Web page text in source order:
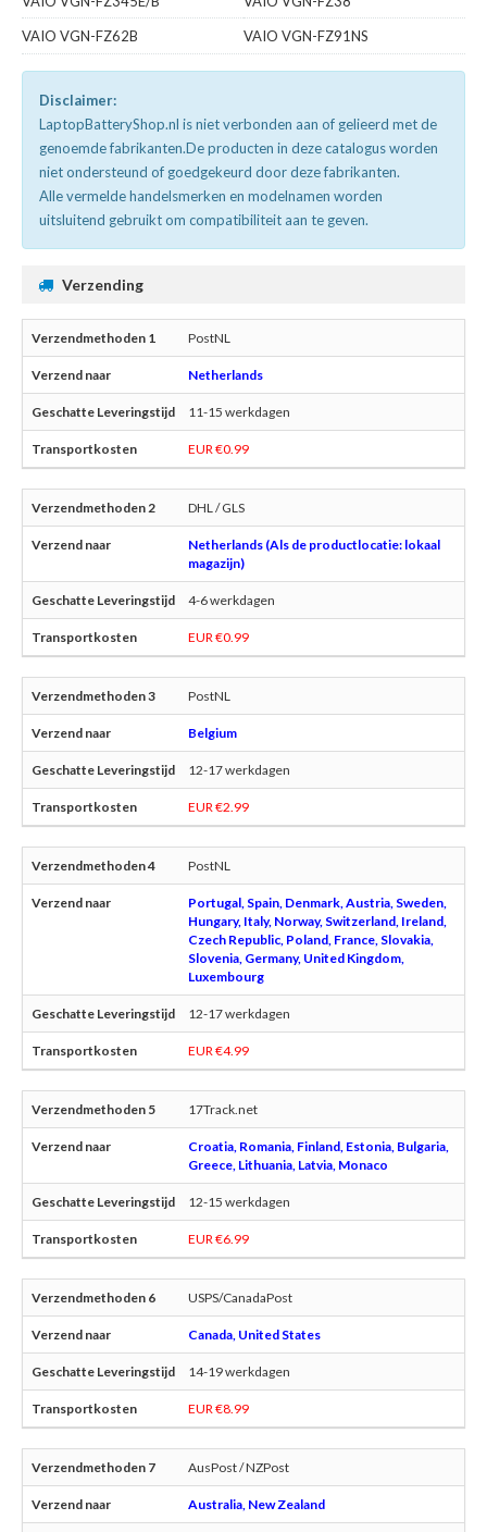
VAIO VGN-FZ62B
VAIO VGN-FZ91NS
Disclaimer:
LaptopBatteryShop.nl is niet verbonden aan of gelieerd met de
genoemde fabrikanten.De producten in deze catalogus worden
niet ondersteund of goedgekeurd door deze fabrikanten.
Alle vermelde handelsmerken en modelnamen worden
uitsluitend gebruikt om compatibiliteit aan te geven.
Verzending
PostNL
Netherlands
11-15 werkdagen
EUR €0.99
DHL / GLS
Netherlands (Als de productlocatie: lokaal
magazijn)
4-6 werkdagen
EUR €0.99
PostNL
Belgium
12-17 werkdagen
EUR €2.99
PostNL
Portugal, Spain, Denmark, Austria, Sweden,
Hungary, Italy, Norway, Switzerland, Ireland,
Czech Republic, Poland, France, Slovakia,
Slovenia, Germany, United Kingdom,
Luxembourg
12-17 werkdagen
EUR €4.99
17Track.net
Croatia, Romania, Finland, Estonia, Bulgaria,
Greece, Lithuania, Latvia, Monaco
12-15 werkdagen
EUR €6.99
USPS/CanadaPost
Canada, United States
14-19 werkdagen
EUR €8.99
AusPost / NZPost
Australia, New Zealand